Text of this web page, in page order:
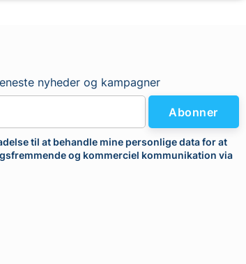
nyheder og kampagner
til at behandle mine personlige data for at
og kommerciel kommunikation via
Abonner